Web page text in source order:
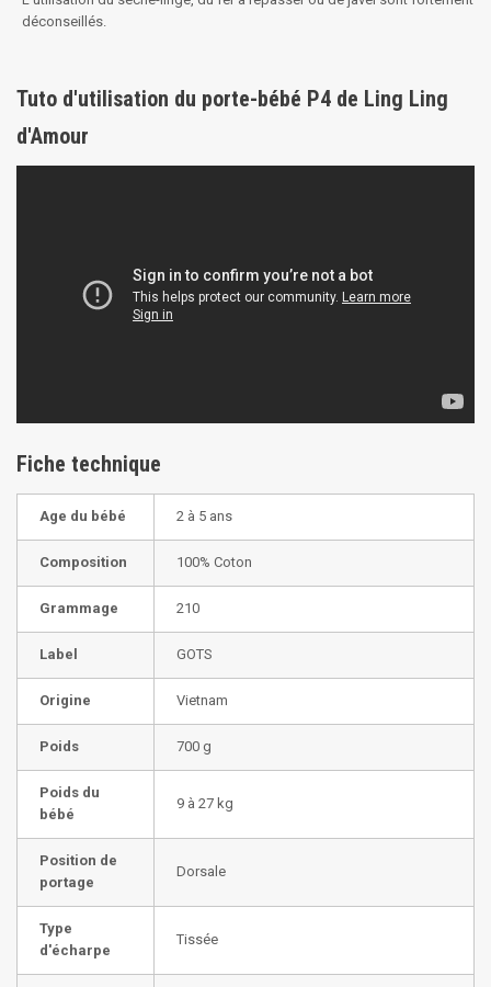
déconseillés.
Tuto d'utilisation du porte-bébé P4 de Ling Ling
d'Amour
Fiche technique
Age du bébé 2 à 5 ans
Composition 100% Coton
Grammage 210
Label GOTS
Origine Vietnam
Poids 700 g
Poids du
bébé
9 à 27 kg
Position de
portage
Dorsale
Type
d'écharpe
Tissée